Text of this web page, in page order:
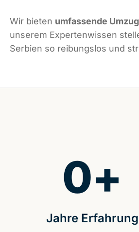
Wir bieten umfassende
unserem Expertenwissen
Serbien so reibungslos und
Jahre Erfahrung
0+